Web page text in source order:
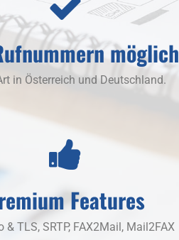
möglich
in Österreich und Deutschland.
Features
& TLS, SRTP, FAX2Mail, Mail2FAX